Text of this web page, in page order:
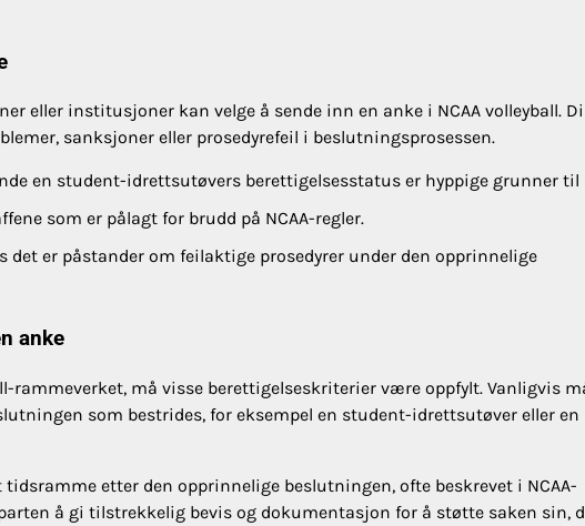
eller institusjoner kan velge å sende inn en anke i NCAA volleyball.
sanksjoner eller prosedyrefeil i beslutningsprosessen.
en student-idrettsutøvers berettigelsesstatus er hyppige grunner til
som er pålagt for brudd på NCAA-regler.
det er påstander om feilaktige prosedyrer under den opprinnelige
anke
rammeverket, må visse berettigelseskriterier være oppfylt. Vanligvis
som bestrides, for eksempel en student-idrettsutøver eller en
etter den opprinnelige beslutningen, ofte beskrevet i NCAA-
å gi tilstrekkelig bevis og dokumentasjon for å støtte saken sin,